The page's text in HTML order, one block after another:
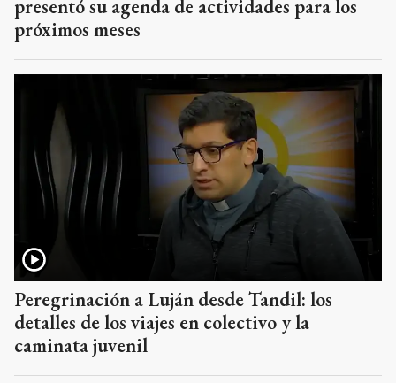
presentó su agenda de actividades para los
próximos meses
Peregrinación a Luján desde Tandil: los
detalles de los viajes en colectivo y la
caminata juvenil